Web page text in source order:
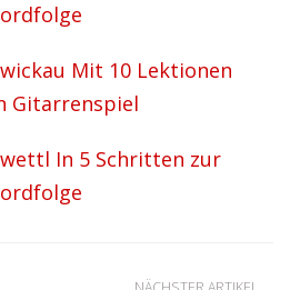
Mit 10 Lektionen
Gitarrenspiel
In 5 Schritten zur